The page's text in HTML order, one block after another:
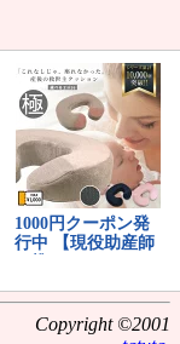
Copyright ©2001